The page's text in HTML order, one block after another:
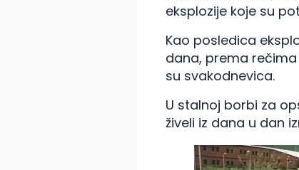
eksplozije koje su
Kao posledica
dana, prema
su svakodnevica.
U stalnoj borbi za
živeli iz dana u dan